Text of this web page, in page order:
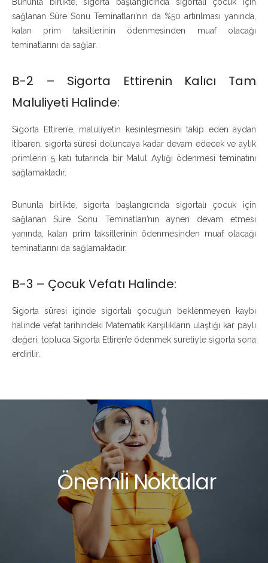
sağlanan Süre Sonu Teminatları’nın da %50 artırılması yanında,
kalan prim taksitlerinin ödenmesinden muaf olacağı
teminatlarını da sağlar.
B-2 – Sigorta Ettirenin Kalıcı Tam
Maluliyeti Halinde:
Sigorta Ettiren’e, maluliyetin kesinleşmesini takip eden aydan
itibaren, sigorta süresi doluncaya kadar devam edecek ve aylık
primlerin 5 katı tutarında bir Malul Aylığı ödenmesi teminatını
sağlamaktadır.
Bununla birlikte, sigorta başlangıcında sigortalı çocuk için
sağlanan Süre Sonu Teminatları’nın aynen devam etmesi
yanında, kalan prim taksitlerinin ödenmesinden muaf olacağı
teminatlarını da sağlamaktadır.
B-3 – Çocuk Vefatı Halinde:
Sigorta süresi içinde sigortalı çocuğun beklenmeyen kaybı
halinde vefat tarihindeki Matematik Karşılıkların ulaştığı kar paylı
değeri, topluca Sigorta Ettiren’e ödenmek suretiyle sigorta sona
erdirilir.
Önemli Noktalar